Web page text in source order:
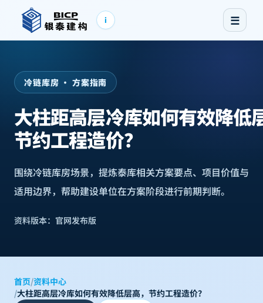
i ☰
冷链库房 · 方案指南
大柱距高层冷库如何有效降低
节约工程造价？
围绕冷链库房场景，提炼泰库相关方案要点、项目价值与
适用边界，帮助建设单位在方案阶段进行前期判断。
资料版本： 官网发布版
首页/资料中心
/大柱距高层冷库如何有效降低层高，节约工程造价？